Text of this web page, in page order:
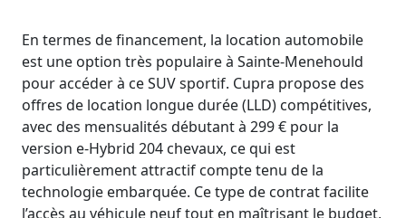
En termes de financement, la location automobile
est une option très populaire à Sainte-Menehould
pour accéder à ce SUV sportif. Cupra propose des
offres de location longue durée (LLD) compétitives,
avec des mensualités débutant à 299 € pour la
version e-Hybrid 204 chevaux, ce qui est
particulièrement attractif compte tenu de la
technologie embarquée. Ce type de contrat facilite
l’accès au véhicule neuf tout en maîtrisant le budget,